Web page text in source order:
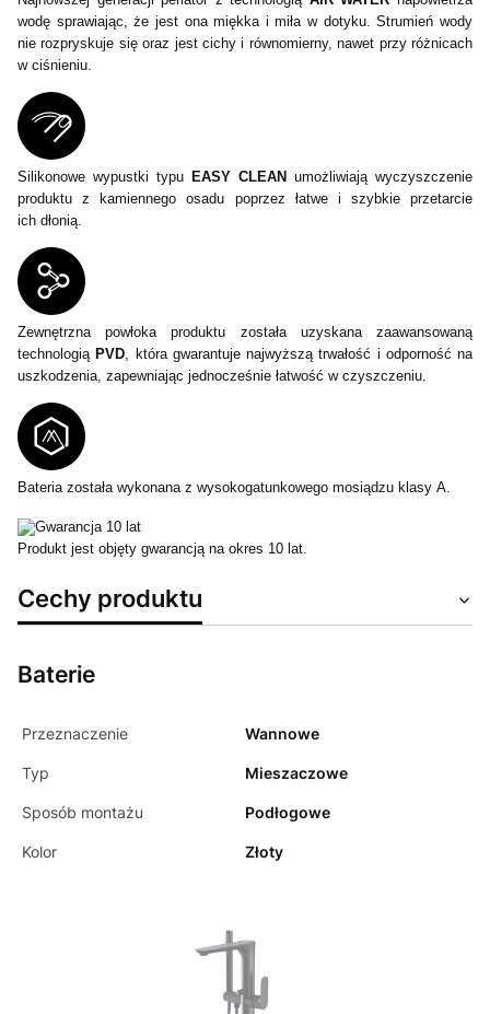
wodę sprawiając, że jest ona miękka i miła w dotyku. Strumień wody
nie rozpryskuje się oraz jest cichy i równomierny, nawet przy różnicach
w ciśnieniu.
Silikonowe wypustki typu EASY CLEAN umożliwiają wyczyszczenie
produktu z kamiennego osadu poprzez łatwe i szybkie przetarcie
ich dłonią.
Zewnętrzna powłoka produktu została uzyskana zaawansowaną
technologią PVD, która gwarantuje najwyższą trwałość i odporność na
uszkodzenia, zapewniając jednocześnie łatwość w czyszczeniu.
Bateria została wykonana z wysokogatunkowego mosiądzu klasy A.
Produkt jest objęty gwarancją na okres 10 lat.
Cechy produktu
Baterie
Przeznaczenie Wannowe
Typ Mieszaczowe
Sposób montażu Podłogowe
Kolor Złoty